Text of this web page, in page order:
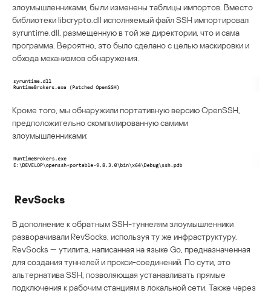
злоумышленниками, были изменены таблицы импортов. Вместо
библиотеки libcrypto.dll исполняемый файл SSH импортировал
syruntime.dll, размещенную в той же директории, что и сама
программа. Вероятно, это было сделано с целью маскировки и
обхода механизмов обнаружения.
Кроме того, мы обнаружили портативную версию OpenSSH,
предположительно скомпилированную самими
злоумышленниками:
RevSocks
В дополнение к обратным SSH-туннелям злоумышленники
разворачивали RevSocks, используя ту же инфраструктуру.
RevSocks — утилита, написанная на языке Go, предназначенная
для создания туннелей и прокси-соединений. По сути, это
альтернатива SSH, позволяющая устанавливать прямые
подключения к рабочим станциям в локальной сети. Также через